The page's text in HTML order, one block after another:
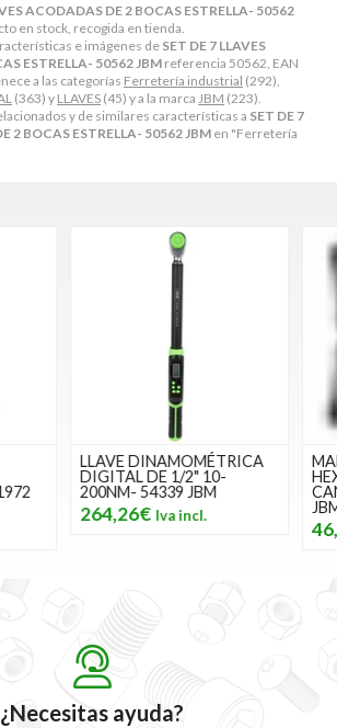
ACODADAS DE 2 BOCAS ESTRELLA- 50562
en stock, recogida en tienda.
e imágenes de SET DE 7 LLAVES
ESTRELLA- 50562 JBM referencia 50562, EAN
a las categorías Ferretería industrial (292),
(363) y LLAVES (45) y a la marca JBM (223).
y de similares características a SET DE 7
2 BOCAS ESTRELLA- 50562 JBM en "Ferretería
MALETÍN DE 42 PIEZAS
HEXAGONALES, 12
CANTOS Y TORX- 50983
JBM
46,46€
¿Necesitas ayuda?